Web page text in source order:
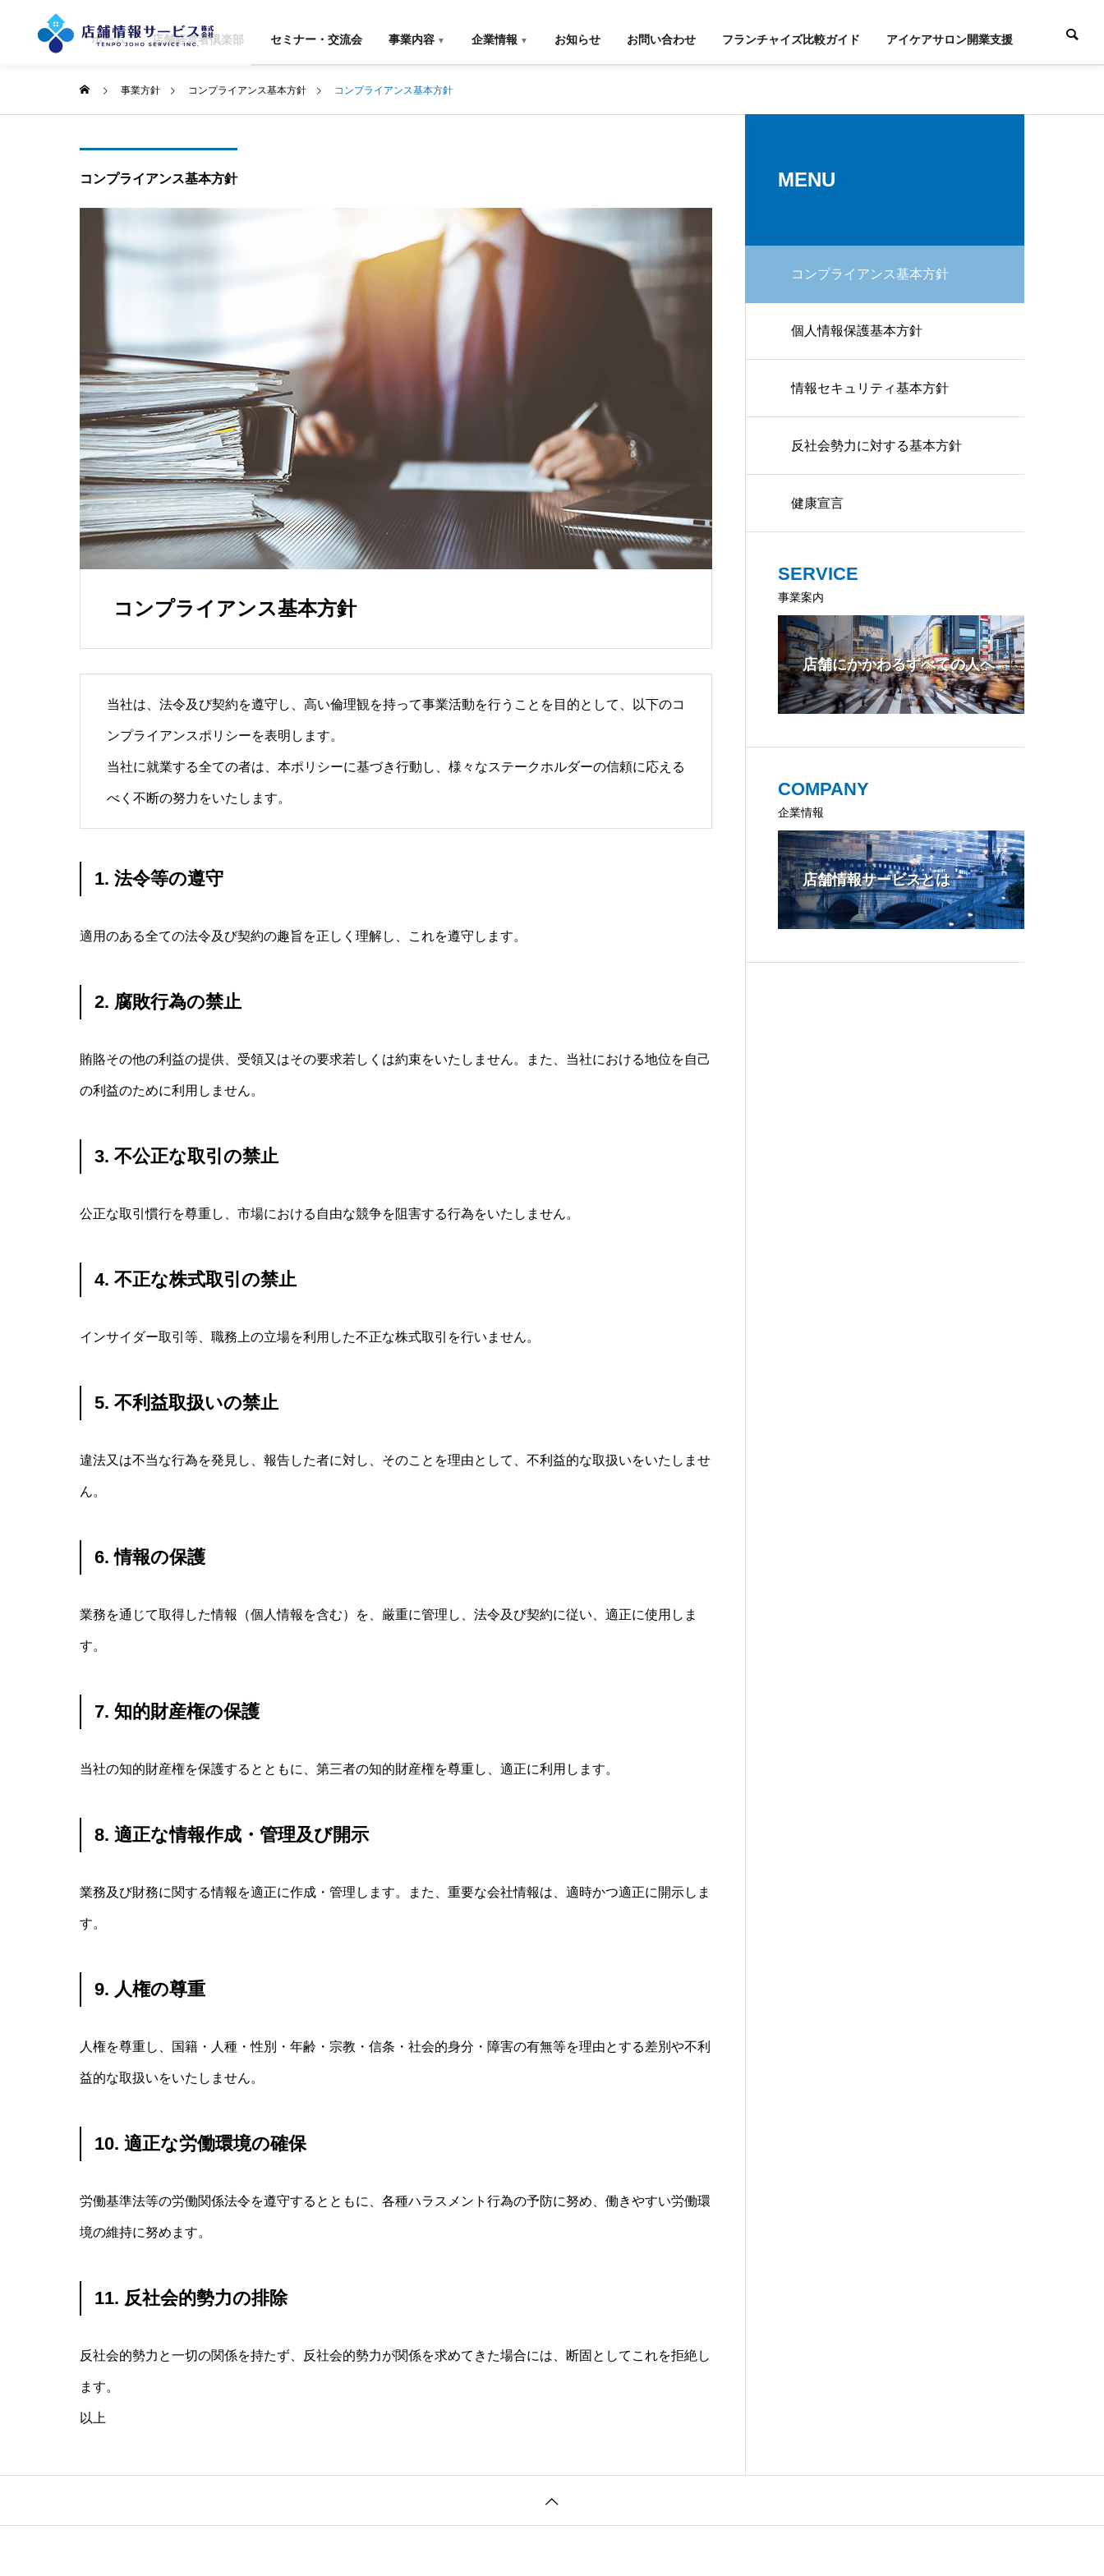
ホーム 店舗経営者倶楽部 セミナー・交流会 事業内容 企業情報 お知らせ お問い合わせ フランチャイズ比較ガイド アイケアサロン開業支援
SERVICE
事業案内
STORE
OPENING
SUPPORT
出店サポート
STORE
EXIT
SUPPORT
退店サポート
MANAGEMENT
COMPANY
企業情報
会社概要
ACCESS LOGO
ロゴマークの由来
事業方針 コンプライアンス基本方針 コンプライアンス基本方針
コンプライアンス基本方針
コンプライアンス基本方針
当社は、法令及び契約を遵守し、高い倫理観を持って事業活動を行うことを目的として、以下のコ
ンプライアンスポリシーを表明します。
当社に就業する全ての者は、本ポリシーに基づき行動し、様々なステークホルダーの信頼に応える
べく不断の努力をいたします。
1. 法令等の遵守
適用のある全ての法令及び契約の趣旨を正しく理解し、これを遵守します。
2. 腐敗行為の禁止
賄賂その他の利益の提供、受領又はその要求若しくは約束をいたしません。また、当社における地位を自己
の利益のために利用しません。
3. 不公正な取引の禁止
公正な取引慣行を尊重し、市場における自由な競争を阻害する行為をいたしません。
4. 不正な株式取引の禁止
インサイダー取引等、職務上の立場を利用した不正な株式取引を行いません。
5. 不利益取扱いの禁止
違法又は不当な行為を発見し、報告した者に対し、そのことを理由として、不利益的な取扱いをいたしませ
ん。
6. 情報の保護
業務を通じて取得した情報（個人情報を含む）を、厳重に管理し、法令及び契約に従い、適正に使用しま
す。
7. 知的財産権の保護
当社の知的財産権を保護するとともに、第三者の知的財産権を尊重し、適正に利用します。
8. 適正な情報作成・管理及び開示
業務及び財務に関する情報を適正に作成・管理します。また、重要な会社情報は、適時かつ適正に開示しま
す。
9. 人権の尊重
人権を尊重し、国籍・人種・性別・年齢・宗教・信条・社会的身分・障害の有無等を理由とする差別や不利
益的な取扱いをいたしません。
10. 適正な労働環境の確保
労働基準法等の労働関係法令を遵守するとともに、各種ハラスメント行為の予防に努め、働きやすい労働環
境の維持に努めます。
11. 反社会的勢力の排除
反社会的勢力と一切の関係を持たず、反社会的勢力が関係を求めてきた場合には、断固としてこれを拒絶し
ます。
以上
MENU
コンプライアンス基本方針
個人情報保護基本方針
情報セキュリティ基本方針
反社会勢力に対する基本方針
健康宣言
SERVICE
事業案内
店舗にかかわるすべての人へ
COMPANY
企業情報
店舗情報サービスとは